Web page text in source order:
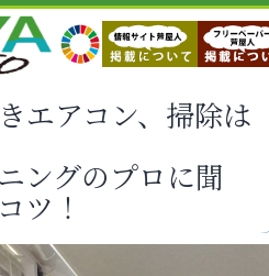
エアコン、掃除は
ングのプロに聞
ツ！